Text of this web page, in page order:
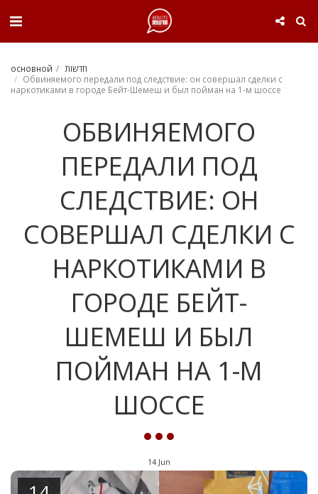
основной
חדשות
Обвиняемого передали под следствие: он совершал сделки с
наркотиками в городе Бейт-Шемеш и был пойман на 1-м шоссе
ОБВИНЯЕМОГО
ПЕРЕДАЛИ ПОД
СЛЕДСТВИЕ: ОН
СОВЕРШАЛ СДЕЛКИ С
НАРКОТИКАМИ В
ГОРОДЕ БЕЙТ-
ШЕМЕШ И БЫЛ
ПОЙМАН НА 1-М
ШОССЕ
14 Jun